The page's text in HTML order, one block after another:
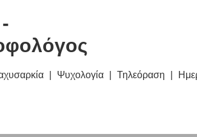
Ψυχολογία Τηλεόραση